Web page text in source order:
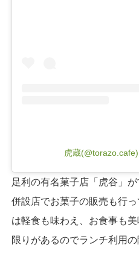
虎蔵
足利の有名菓子店「虎谷」
併設店でお菓子の販売も行
は軽食も味わえ、お食事も
限りがあるのでランチ利用